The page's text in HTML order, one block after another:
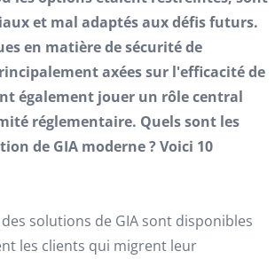
et mal adaptés aux défis futurs.
en matière de sécurité de
axées sur l'efficacité de
également jouer un rôle central
réglementaire. Quels sont les
de GIA moderne ? Voici 10
solutions de GIA sont disponibles
les clients qui migrent leur